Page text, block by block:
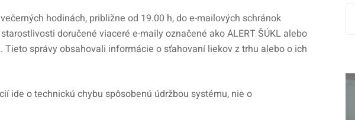
hodinách, približne od 19.00 h, do e-mailových schránok
doručené viaceré e-maily označené ako ALERT ŠÚKL alebo
Tieto správy obsahovali informácie o sťahovaní liekov z trhu alebo o ich
ide o technickú chybu spôsobenú údržbou systému, nie o
í